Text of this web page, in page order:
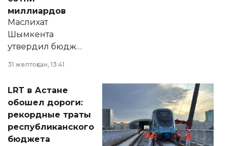
миллиардов
Маслихат
Шымкента
утвердил бюджет
2028 годы.
документ
появился в базе
нормативных
правовых актов и
31 желтоқсан, 13:41
LRT в Астане
обошел дороги:
рекордные траты
республиканского
бюджета